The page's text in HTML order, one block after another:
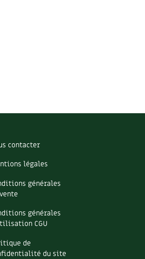
contacter
légales
générales
générales
CGU
de
du site